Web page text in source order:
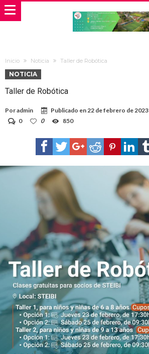
Inicio Noticia Taller de Robótica
NOTICIA
Taller de Robótica
Poradmin Publicado en22 de febrero de 2023
0
0 850